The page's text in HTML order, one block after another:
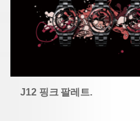
J12 핑크 팔레트.